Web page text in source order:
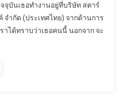
จุบันเธอทำงานอยู่ที่บริษัท สตาร์
ำกัด (ประเทศไทย) จากด้านการ
าได้ทราบว่าเธอคนนี้ นอกจาก จะ